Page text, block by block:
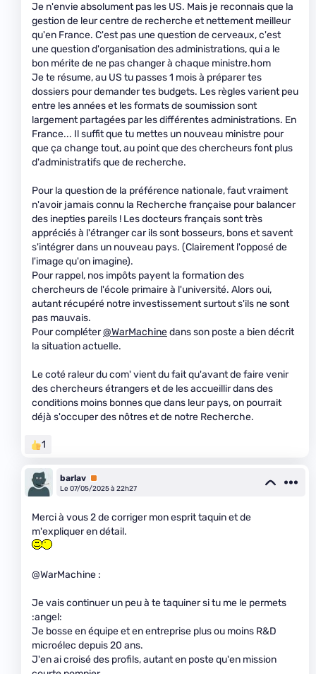
Je n'envie absolument pas les US. Mais je reconnais que la
gestion de leur centre de recherche et nettement meilleur
qu'en France. C'est pas une question de cerveaux, c'est
une question d'organisation des administrations, qui a le
bon mérite de ne pas changer à chaque ministre.hom
Je te résume, au US tu passes 1 mois à préparer tes
dossiers pour demander tes budgets. Les règles varient peu
entre les années et les formats de soumission sont
largement partagées par les différentes administrations. En
France... Il suffit que tu mettes un nouveau ministre pour
que ça change tout, au point que des chercheurs font plus
d'administratifs que de recherche.
Pour la question de la préférence nationale, faut vraiment
n'avoir jamais connu la Recherche française pour balancer
des inepties pareils ! Les docteurs français sont très
appréciés à l'étranger car ils sont bosseurs, bons et savent
s'intégrer dans un nouveau pays. (Clairement l'opposé de
l'image qu'on imagine).
Pour rappel, nos impôts payent la formation des
chercheurs de l'école primaire à l'université. Alors oui,
autant récupéré notre investissement surtout s'ils ne sont
pas mauvais.
Pour compléter@WarMachinedans son poste a bien décrit
la situation actuelle.
Le coté raleur du com' vient du fait qu'avant de faire venir
des chercheurs étrangers et de les accueillir dans des
conditions moins bonnes que dans leur pays, on pourrait
déjà s'occuper des nôtres et de notre Recherche.
1
barlav Premium
Le 07/05/2025 à 22h27
Merci à vous 2 de corriger mon esprit taquin et de
m'expliquer en détail.
@WarMachine :
Je vais continuer un peu à te taquiner si tu me le permets
:angel:
Je bosse en équipe et en entreprise plus ou moins R&D
microélec depuis 20 ans.
J'en ai croisé des profils, autant en poste qu'en mission